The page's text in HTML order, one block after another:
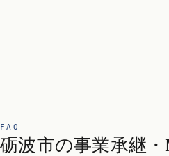
FAQ
砺波市の事業承継・